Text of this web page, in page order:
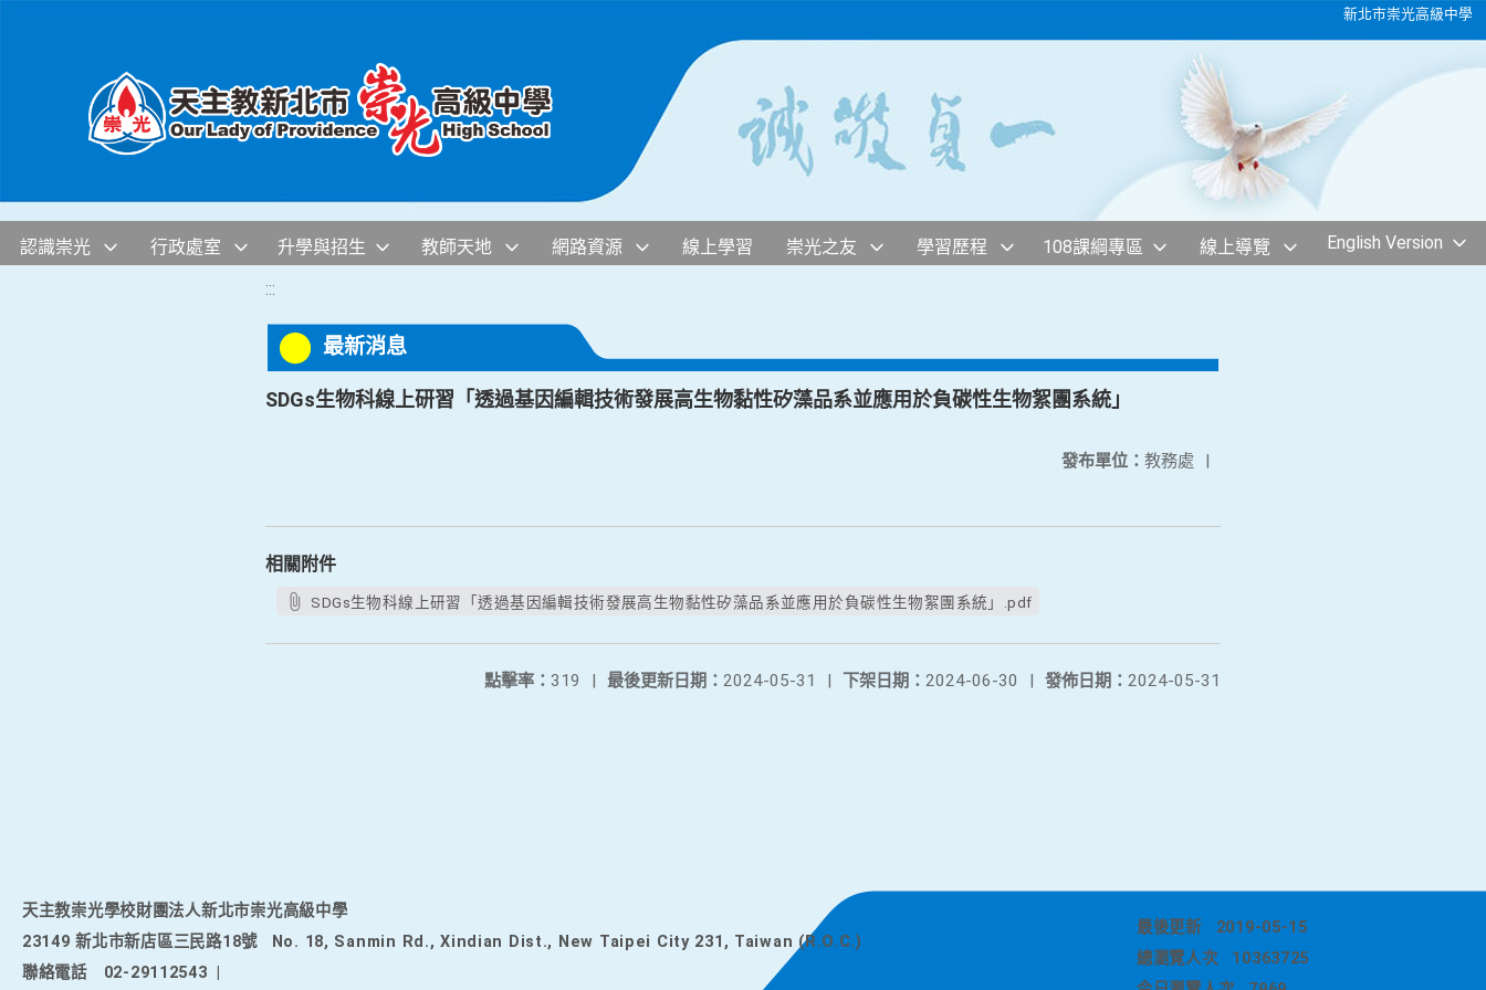
新北市崇光高級中學
認識崇光 行政處室 升學與招生 教師天地 網路資源 線上學習 崇光之友 學習歷程 108課綱專區 線上導覽 English Version
:::
最新消息
SDGs生物科線上研習「透過基因編輯技術發展高生物黏性矽藻品系並應用於負碳性生物絮團系統」
發布單位： 教務處 |
相關附件
SDGs生物科線上研習「透過基因編輯技術發展高生物黏性矽藻品系並應用於負碳性生物絮團系統」.pdf
發佈日期： 2024-05-31
下架日期： 2024-06-30 |
最後更新日期： 2024-05-31 |
點擊率： 319 |
天主教崇光學校財團法人新北市崇光高級中學
23149 新北市新店區三民路18號
No. 18, Sanmin Rd., Xindian Dist., New Taipei City 231, Taiwan (R.O.C.)
聯絡電話
02-29112543
最後更新
2019-05-15
總瀏覽人次
10363725